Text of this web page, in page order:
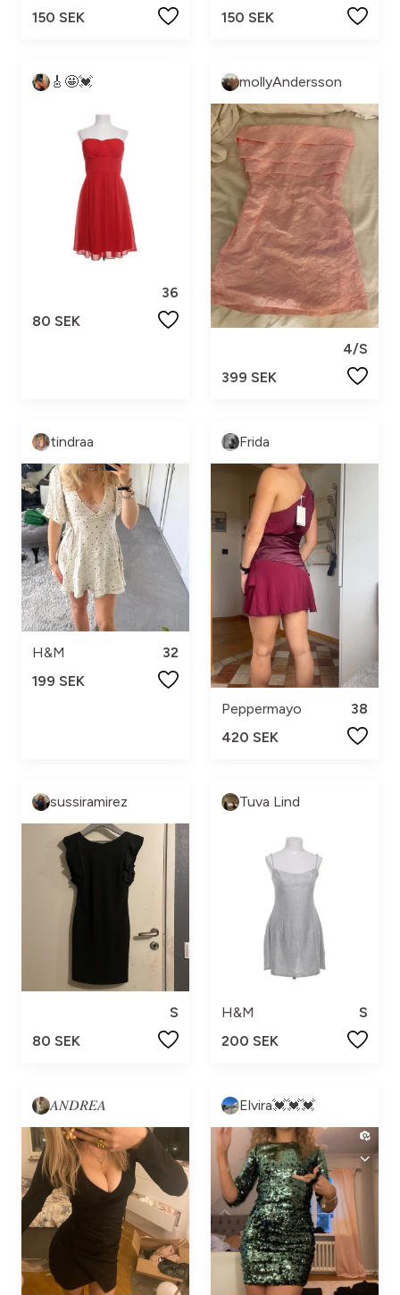
150 SEK 150 SEK
🎸🤩💓
36
80 SEK
mollyAndersson
4/S
399 SEK
tindraa
H&M
32
199 SEK
Frida
Peppermayo
38
420 SEK
sussiramirez
S
80 SEK
Tuva Lind
H&M
S
200 SEK
𝐴𝑁𝐷𝑅𝐸𝐴 Elvira💓💓💓